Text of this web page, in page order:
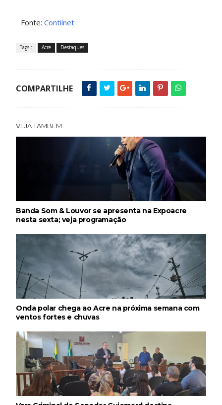
Fonte: Contilnet
Tags : Acre Destaques
COMPARTILHE
VEJA TAMBÉM
Banda Som & Louvor se apresenta na Expoacre
nesta sexta; veja programação
Onda polar chega ao Acre na próxima semana com
ventos fortes e chuvas